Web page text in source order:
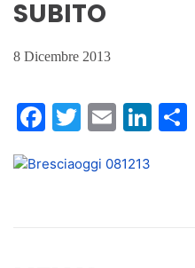
SUBITO
8 Dicembre 2013
Facebook
Twitter
Email